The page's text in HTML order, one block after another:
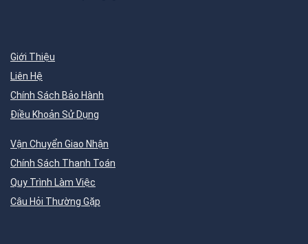
Giới Thiệu
Liên Hệ
Chính Sách Bảo Hành
Điều Khoản Sử Dụng
Vận Chuyển Giao Nhận
Chính Sách Thanh Toán
Quy Trình Làm Việc
Câu Hỏi Thường Gặp